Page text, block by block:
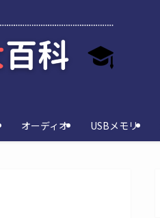
オーディオ USBメモリ